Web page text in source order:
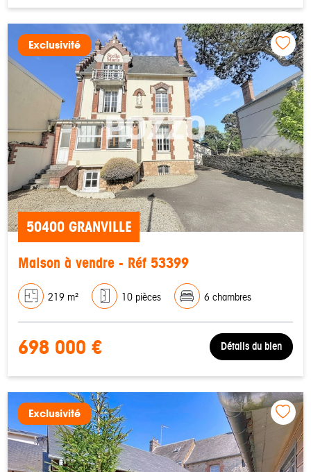
Exclusivité
50400 GRANVILLE
Maison à vendre - Réf 53399
219 m² 10 pièces 6 chambres
698 000 € Détails du bien
Exclusivité